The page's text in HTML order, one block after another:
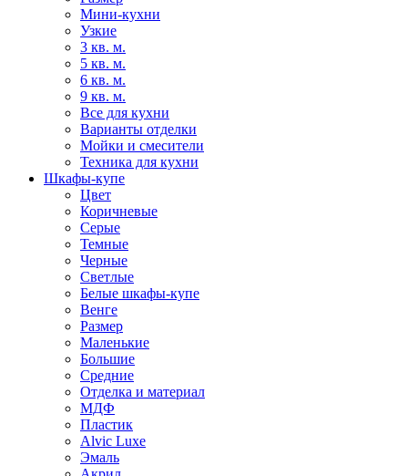
Мини-кухни
Узкие
3 кв. м.
5 кв. м.
6 кв. м.
9 кв. м.
Все для кухни
Варианты отделки
Мойки и смесители
Техника для кухни
Шкафы-купе
Цвет
Коричневые
Серые
Темные
Черные
Светлые
Белые шкафы-купе
Венге
Размер
Маленькие
Большие
Средние
Отделка и материал
МДФ
Пластик
Alvic Luxe
Эмаль